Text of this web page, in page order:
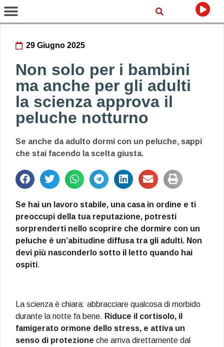
29 Giugno 2025
Non solo per i bambini
ma anche per gli adulti
la scienza approva il
peluche notturno
Se anche da adulto dormi con un peluche, sappi
che stai facendo la scelta giusta.
Se hai un lavoro stabile, una casa in ordine e ti
preoccupi della tua reputazione, potresti
sorprenderti nello scoprire che dormire con un
peluche è un’abitudine diffusa tra gli adulti. Non
devi più nasconderlo sotto il letto quando hai
ospiti.
La scienza è chiara: abbracciare qualcosa di morbido
durante la notte fa bene. Riduce il cortisolo, il
famigerato ormone dello stress, e attiva un
senso di protezione che arriva direttamente dal